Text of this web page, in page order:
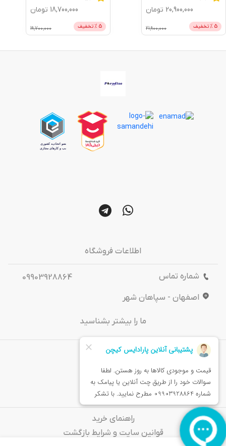
18,700,000 تومان
5% تخفیف 19,700,000
18,700,000 تومان
5% تخفیف 19,700,000
اطلاعات فروشگاه
شماره تماس
09903928864
اصفهان - سپاهان شهر
ما را بیشتر بشناسید
درباره‌ ما
تماس باما
خدمات مشتریان
راهنمای خرید
قوانین سایت و شرایط بازگشت